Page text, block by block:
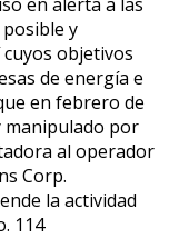
y
objetivos
de energía e
en febrero de
manipulado por
al operador
Corp.
la actividad
114